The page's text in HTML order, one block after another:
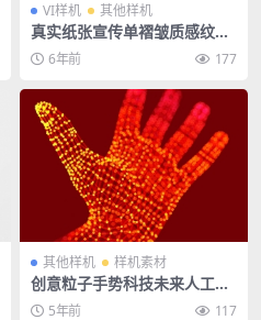
VI样机 其他样机
真实纸张宣传单褶皱质感纹理
海报效果VI样机海报智能贴图
PSD模板素材
6年前 177
其他样机 样机素材
创意粒子手势科技未来人工智
能手模型矢量EPS模版
5年前 117